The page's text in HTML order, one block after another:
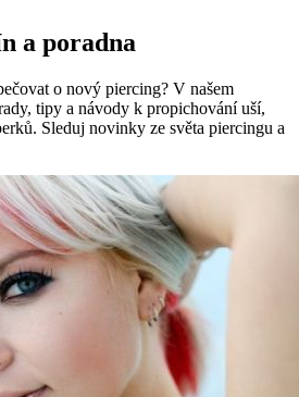
a poradna
o nový piercing? V našem
tipy a návody k propichování uší,
Sleduj novinky ze světa piercingu a